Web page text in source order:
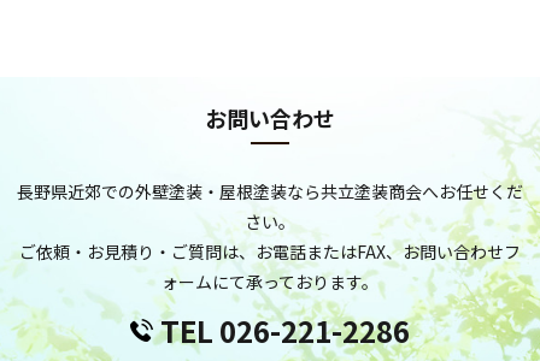
お問い合わせ
長野県近郊での外壁塗装・屋根塗装なら共立塗装商会へお任せくだ
さい。
ご依頼・お見積り・ご質問は、お電話またはFAX、お問い合わせフ
ォームにて承っております。
TEL 026-221-2286